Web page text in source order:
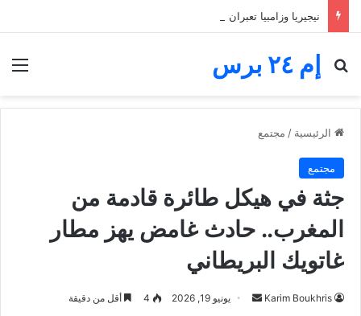
إم ٢٤ برس
بحث عن
الرئيسية / مجتمع
مجتمع
جثة في هيكل طائرة قادمة من
المغرب.. حادث غامض يهز مطار
غاتويك البريطاني
Karim Boukhris
أرسل يونيو 19, 2026 4 أقل من دقيقة